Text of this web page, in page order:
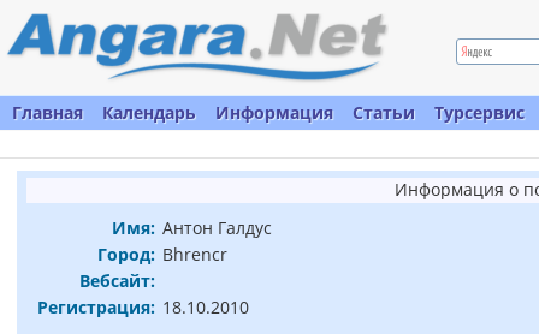
Главная Календарь Информация Статьи Турсервис
Информация о
Имя: Антон Галдус
Город: Bhrencr
Вебсайт:
Регистрация: 18.10.2010